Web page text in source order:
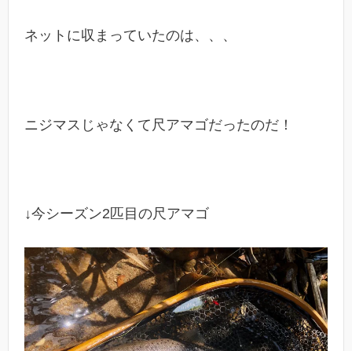
ネットに収まっていたのは、、、
ニジマスじゃなくて尺アマゴだったのだ！
↓今シーズン2匹目の尺アマゴ